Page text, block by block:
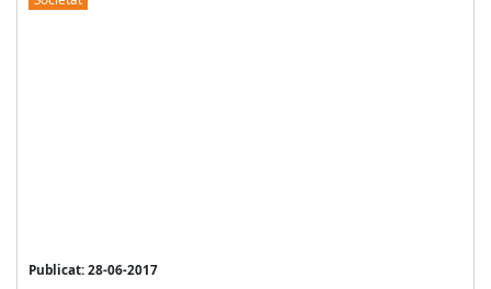
Publicat: 28-06-2017